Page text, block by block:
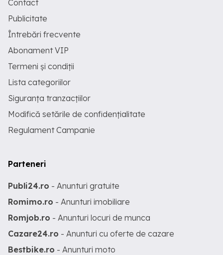
Contact
Publicitate
Întrebări frecvente
Abonament VIP
Termeni și condiții
Lista categoriilor
Siguranța tranzacțiilor
Modifică setările de confidențialitate
Regulament Campanie
Parteneri
Publi24.ro - Anunturi gratuite
Romimo.ro - Anunturi imobiliare
Romjob.ro - Anunturi locuri de munca
Cazare24.ro - Anunturi cu oferte de cazare
Bestbike.ro - Anunturi moto